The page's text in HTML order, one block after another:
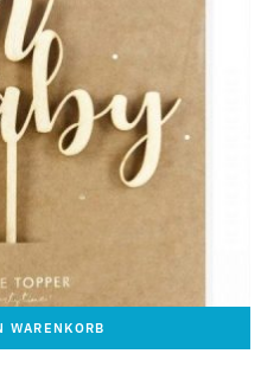
WARENKORB